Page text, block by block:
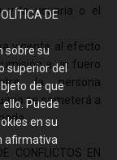
y la usuaria o el
vigente al efecto
a un fuero
la persona
se someterá a
CONFLICTOS EN
DE
sobre su
superior del
de que
Puede
en su
afirmativa